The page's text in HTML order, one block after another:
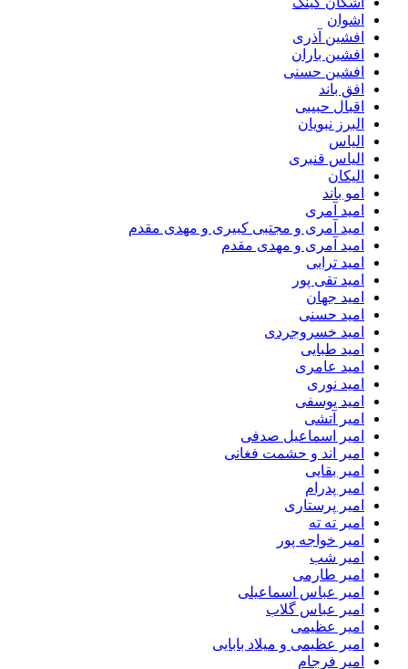
اشوان
افشین آذری
افشین باران
افشین حسنی
افق باند
اقبال حبیبی
البرز نبویان
الیاس
الیاس قنبرى
الیکان
امو باند
امید آمری
امید آمری و مجتبی کبیری و مهدى مقدم
امید آمری و مهدی مقدم
امید ترابی
امید تقی پور
امید جهان
امید حسنی
امید خسروجردی
امید طبایی
امید عامری
امید نوری
امید یوسفی
امیر آتشی
امیر اسماعیل صدفی
امیر اند و حشمت فغانی
امیر بقایی
امیر پدرام
امیر پرستاری
امیر ته ته
امیر خواجه پور
امیر شب
امیر طارمی
امیر عباس اسماعیلی
امیر عباس گلاب
امیر عظیمی
امیر عظیمی و میلاد بابایی
امیر فرجام